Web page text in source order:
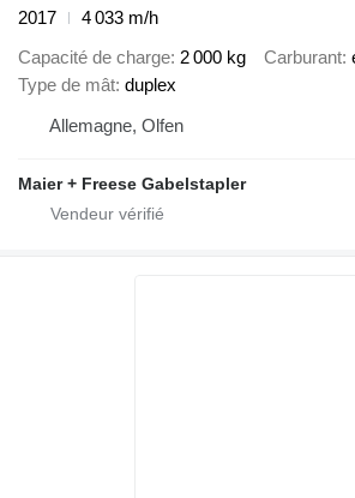
2017
4 033 m/h
Capacité de charge 2 000 kg Carburant
Type de mât duplex
Allemagne, Olfen
Maier + Freese Gabelstapler